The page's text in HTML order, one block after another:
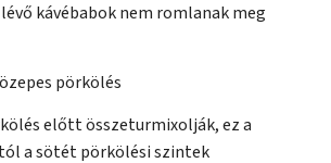
kávébabok nem romlanak meg
pörkölés
előtt összeturmixolják, ez a
a sötét pörkölési szintek